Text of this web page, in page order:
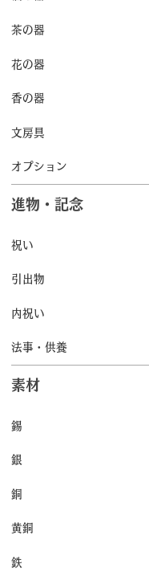
茶の器
花の器
香の器
文房具
オプション
進物・記念
祝い
引出物
内祝い
法事・供養
素材
錫
銀
銅
黄銅
鉄